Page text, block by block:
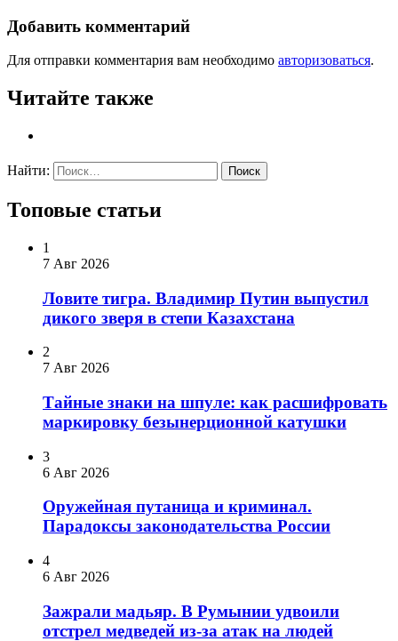
Добавить комментарий
Для отправки комментария вам необходимо авторизоваться.
Читайте также
Найти:
Топовые статьи
1
7 Авг 2026
Ловите тигра. Владимир Путин выпустил
дикого зверя в степи Казахстана
2
7 Авг 2026
Тайные знаки на шпуле: как расшифровать
маркировку безынерционной катушки
3
6 Авг 2026
Оружейная путаница и криминал.
Парадоксы законодательства России
4
6 Авг 2026
Зажрали мадьяр. В Румынии удвоили
отстрел медведей из-за атак на людей